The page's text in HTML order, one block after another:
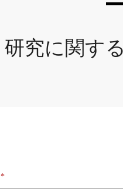
研究に関す
*